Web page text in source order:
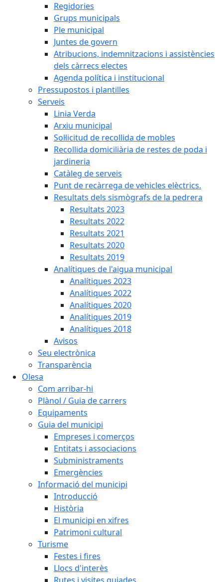
Regidories
Grups municipals
Ple municipal
Juntes de govern
Atribucions, indemnitzacions i assistències
dels càrrecs electes
Agenda política i institucional
Pressupostos i plantilles
Serveis
Linia Verda
Arxiu municipal
Sol·licitud de recollida de mobles
Recollida domiciliària de restes de poda i
jardineria
Catàleg de serveis
Punt de recàrrega de vehicles elèctrics.
Resultats dels sismògrafs de la pedrera
Resultats 2023
Resultats 2022
Resultats 2021
Resultats 2020
Resultats 2019
Analítiques de l'aigua municipal
Analítiques 2023
Analítiques 2022
Analítiques 2020
Analítiques 2019
Analítiques 2018
Avisos
Seu electrònica
Transparència
Olesa
Com arribar-hi
Plànol / Guia de carrers
Equipaments
Guia del municipi
Empreses i comerços
Entitats i associacions
Subministraments
Emergències
Informació del municipi
Introducció
Història
El municipi en xifres
Patrimoni cultural
Turisme
Festes i fires
Llocs d'interès